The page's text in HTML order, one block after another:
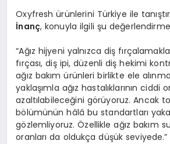
Oxyfresh ürünlerini Türkiye ile
İnanç, konuyla ilgili şu
“Ağız hijyeni yalnızca diş fırçalamakla
fırçası, diş ipi, düzenli diş hekimi
ağız bakım ürünleri birlikte ele
yaklaşımla ağız hastalıklarının ciddi
azaltılabileceğini görüyoruz. Ancak
bölümünün hâlâ bu standartları
gözlemliyoruz. Özellikle ağız bakım
oranları da oldukça düşük seviyede.”